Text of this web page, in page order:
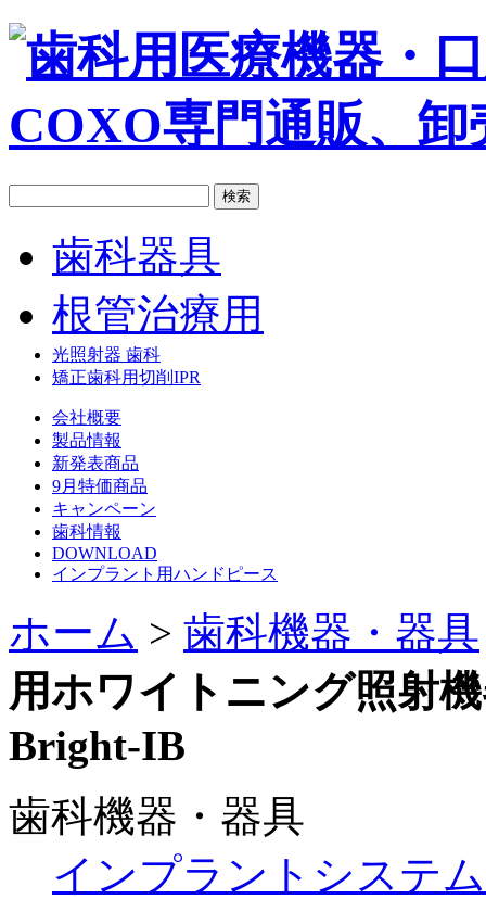
歯科器具
根管治療用
光照射器 歯科
矯正歯科用切削IPR
会社概要
製品情報
新発表商品
9月特価商品
キャンペーン
歯科情報
DOWNLOAD
インプラント用ハンドピース
ホーム > 歯科機器・器具
用ホワイトニング照射
Bright-IB
歯科機器・器具
インプラントシステム